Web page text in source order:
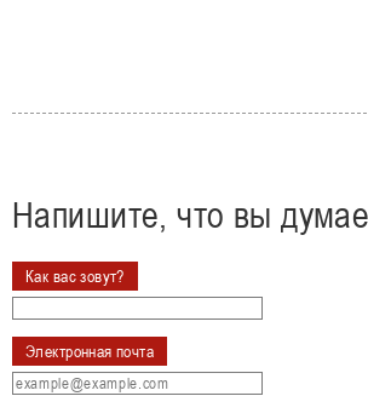
Напишите, что вы
Как вас зовут?
Электронная почта